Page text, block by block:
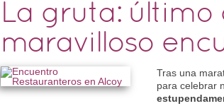
La gruta: último
maravilloso
Tras una
para celebrar